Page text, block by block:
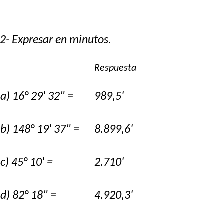
2- Expresar en minutos.
Respuesta
a) 16° 29' 32" =
b) 148° 19' 37" =
c) 45° 10' =
d) 82° 18" =
989,5'
8.899,6'
2.710'
4.920,3'